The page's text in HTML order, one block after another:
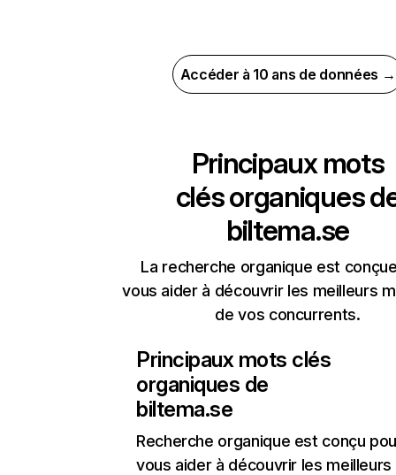
Accéder à 10 ans de données →
Principaux mots
clés organiques
biltema.se
La recherche organique est
vous aider à découvrir les meilleurs
de vos concurrents.
Principaux mots clés
organiques de
biltema.se
Recherche organique est conçu
vous aider à découvrir les